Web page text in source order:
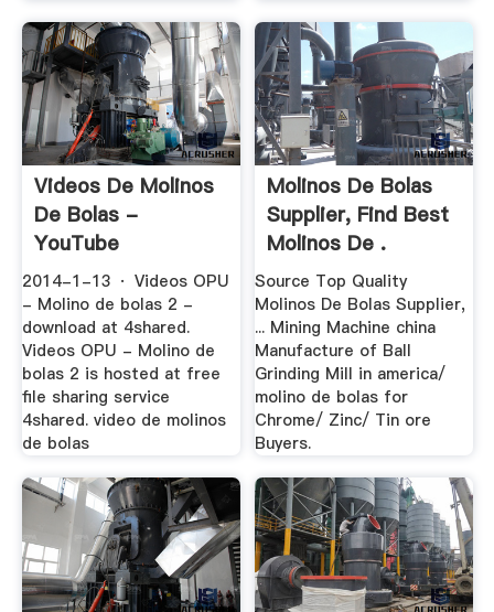
Videos De Molinos
De Bolas -
YouTube
2014-1-13 · Videos OPU
- Molino de bolas 2 -
download at 4shared.
Videos OPU - Molino de
bolas 2 is hosted at free
file sharing service
4shared. video de molinos
de bolas
Molinos De Bolas
Supplier, Find Best
Molinos De .
Source Top Quality
Molinos De Bolas Supplier,
... Mining Machine china
Manufacture of Ball
Grinding Mill in america/
molino de bolas for
Chrome/ Zinc/ Tin ore
Buyers.